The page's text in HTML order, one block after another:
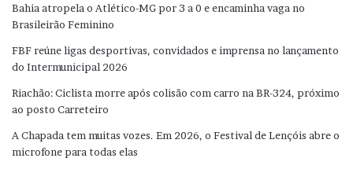
Bahia atropela o Atlético-MG por 3 a 0 e encaminha vaga no
Brasileirão Feminino
FBF reúne ligas desportivas, convidados e imprensa no lançamento
do Intermunicipal 2026
Riachão: Ciclista morre após colisão com carro na BR-324, próximo
ao posto Carreteiro
A Chapada tem muitas vozes. Em 2026, o Festival de Lençóis abre o
microfone para todas elas